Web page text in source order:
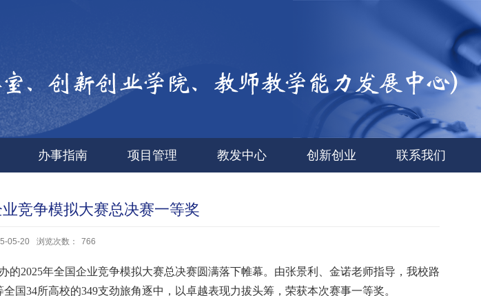
办事指南 项目管理 教发中心 创新创业 联系我们
竞争模拟大赛总决赛一等奖
05-20 浏览次数： 766
的2025年全国企业竞争模拟大赛总决赛圆满落下帷幕。 由张景利、金诺老师指导，我校路
34所高校的349支劲旅角逐中，以卓越表现力拔头筹，荣获本次赛事一等奖。